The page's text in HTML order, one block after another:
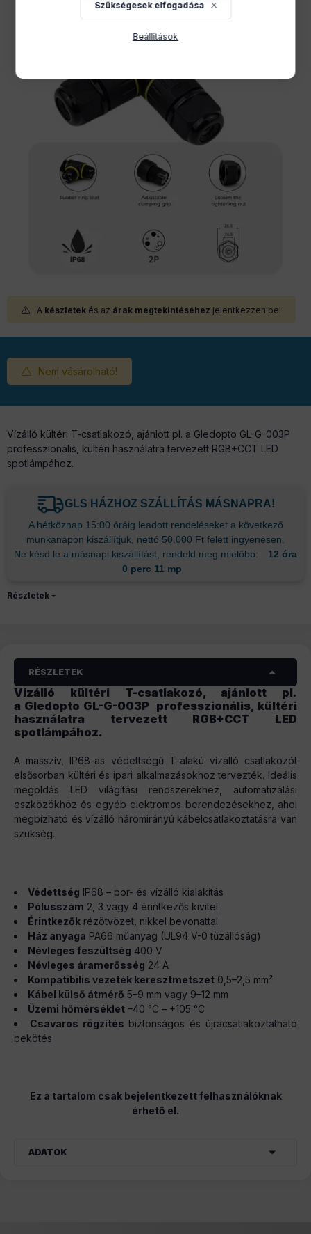
A készletek és az árak megtekintéséhez jelentkezzen be!
Nem vásárolható!
Vízálló kültéri T-csatlakozó, ajánlott pl. a Gledopto GL-G-003P
professzionális, kültéri használatra tervezett RGB+CCT LED
spotlámpához.
GLS HÁZHOZ SZÁLLÍTÁS MÁSNAPRA!
A hétköznap 15:00 óráig leadott rendeléseket a következő
munkanapon kiszállítjuk, nettó 50.000 Ft felett ingyenesen.
Ne késd le a másnapi kiszállítást, rendeld meg mielőbb:
12 óra
0 perc 11 mp
Részletek
RÉSZLETEK
Vízálló kültéri T-csatlakozó, ajánlott pl.
a Gledopto GL-G-003P professzionális, kültéri
használatra tervezett RGB+CCT LED
spotlámpához.
A masszív, IP68-as védettségű T-alakú vízálló csatlakozót
elsősorban kültéri és ipari alkalmazásokhoz tervezték. Ideális
megoldás LED világítási rendszerekhez, automatizálási
eszközökhöz és egyéb elektromos berendezésekhez, ahol
megbízható és vízálló háromirányú kábelcsatlakoztatásra van
szükség.
Védettség IP68 – por- és vízálló kialakítás
Pólusszám 2, 3 vagy 4 érintkezős kivitel
Érintkezők rézötvözet, nikkel bevonattal
Ház anyaga PA66 műanyag (UL94 V-0 tűzállóság)
Névleges feszültség 400 V
Névleges áramerősség 24 A
Kompatibilis vezeték keresztmetszet 0,5–2,5 mm²
Kábel külső átmérő 5–9 mm vagy 9–12 mm
Üzemi hőmérséklet –40 °C – +105 °C
Csavaros rögzítés biztonságos és újracsatlakoztatható
bekötés
Ez a tartalom csak bejelentkezett felhasználóknak
érhető el.
ADATOK
Szükségesek elfogadása
Beállítások